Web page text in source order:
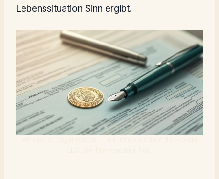
Lebenssituation Sinn ergibt.